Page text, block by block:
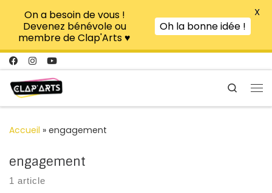
Passer au contenu
Search
Accueil » engagement
engagement
1 article
On a besoin de vous !
Devenez bénévole ou
membre de Clap'Arts ♥
Oh la bonne idée !
X